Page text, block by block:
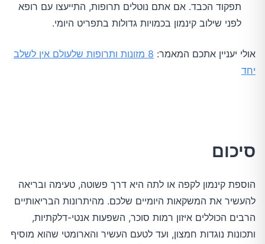
תפקוד הכבד. אם אתם נוטלים תרופות, התייעצו עם רופא
לפני שילוב קינמון בכמויות גדולות בתפריט היומי.
אולי יעניין אתכם המאמר:
8 מזונות ותרופות שלעולם אין לשלב
יחד
סיכום
הוספת קינמון לקפה או לתה היא דרך פשוטה, טעימה ובריאה
להעשיר את המשקאות היומיים שלכם. מהיתרונות הבריאותיים
הרבים הכוללים איזון רמות סוכר, השפעות אנטי-דלקתיות,
ותכונות נוגדות חמצון, ועד לטעם העשיר והארומטי שהוא מוסיף